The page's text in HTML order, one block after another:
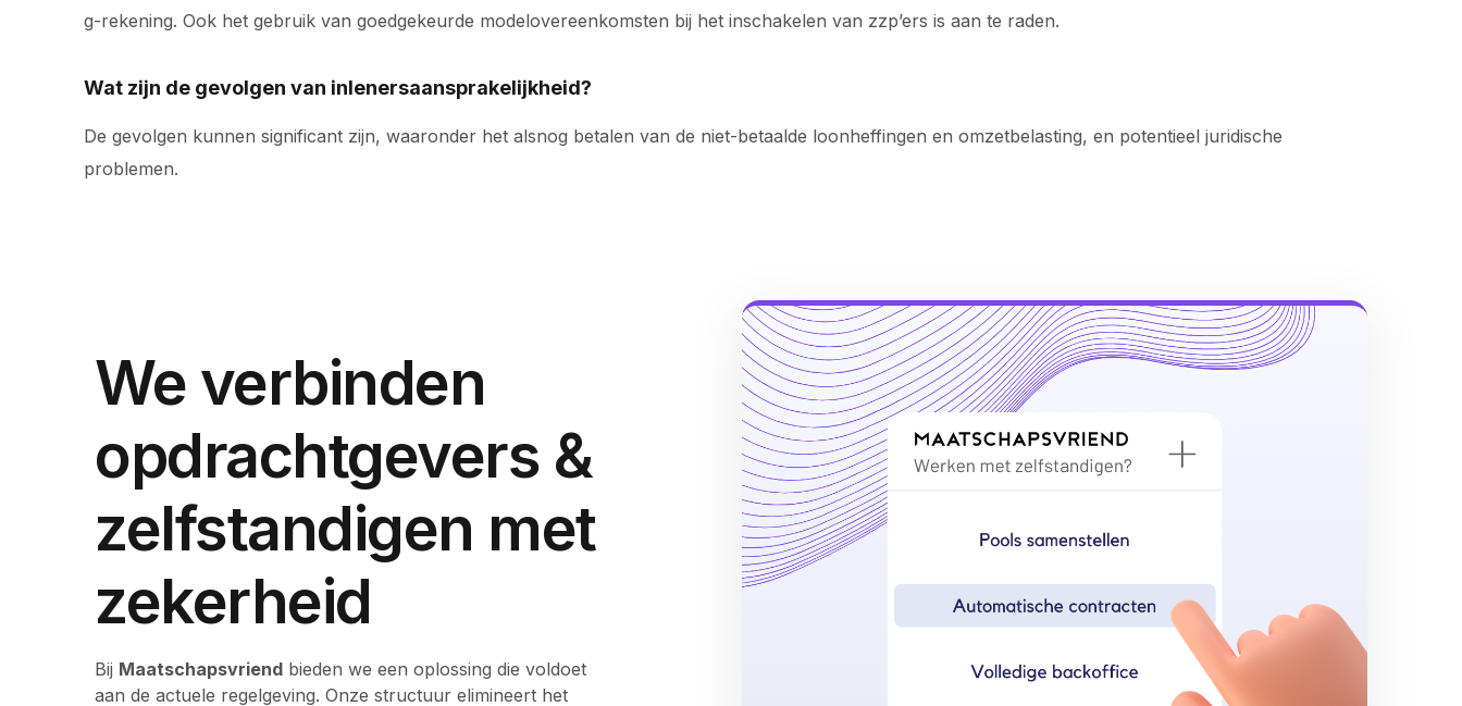
g-rekening. Ook het gebruik van goedgekeurde modelovereenkomsten bij het inschakelen van zzp’ers is aan te raden.
Wat zijn de gevolgen van inlenersaansprakelijkheid?
De gevolgen kunnen significant zijn, waaronder het alsnog betalen van de niet-betaalde loonheffingen en omzetbelasting, en potentieel juridische
problemen.
We verbinden
opdrachtgevers &
zelfstandigen met
zekerheid
Bij Maatschapsvriend bieden we een oplossing die voldoet
aan de actuele regelgeving. Onze structuur elimineert het